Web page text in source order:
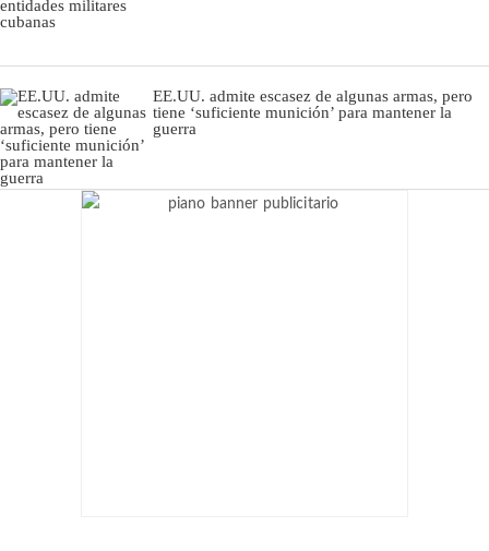
EE.UU. admite escasez de algunas armas, pero
tiene ‘suficiente munición’ para mantener la
guerra